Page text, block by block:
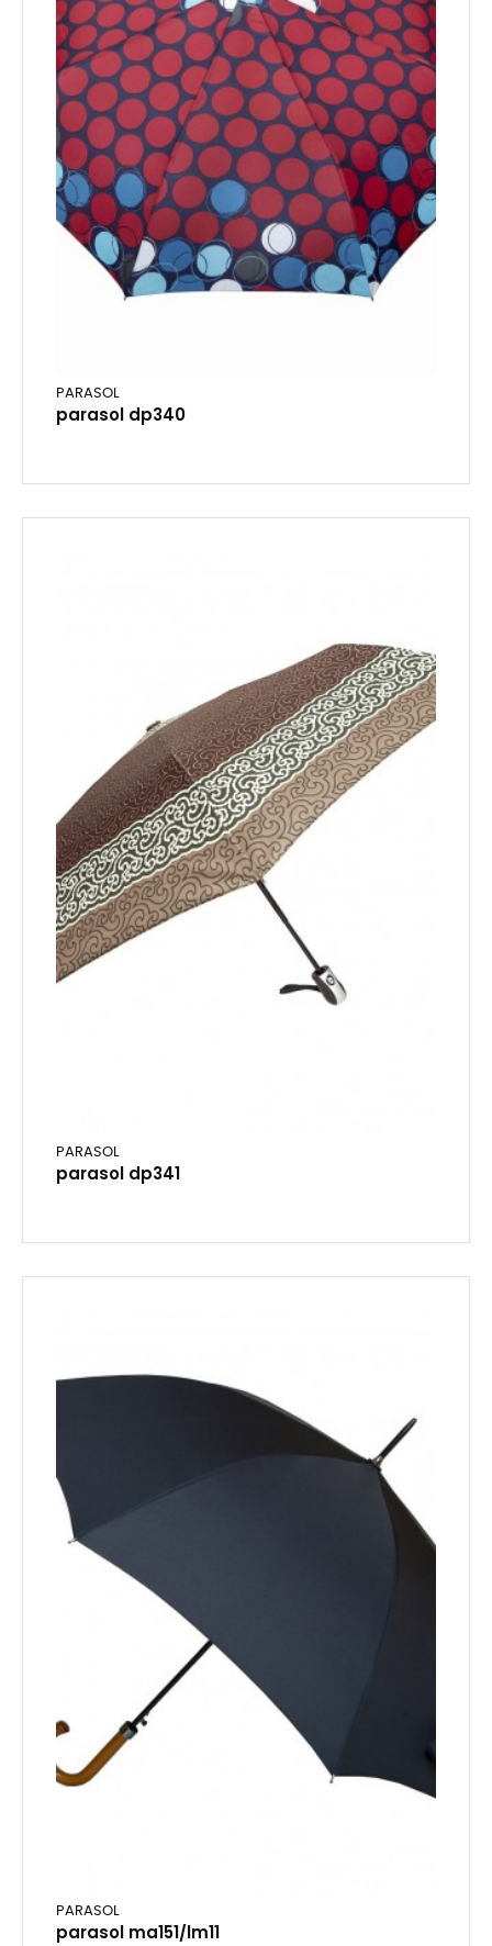
PARASOL
parasol dp340
PARASOL
parasol dp341
PARASOL
parasol ma151/lm11